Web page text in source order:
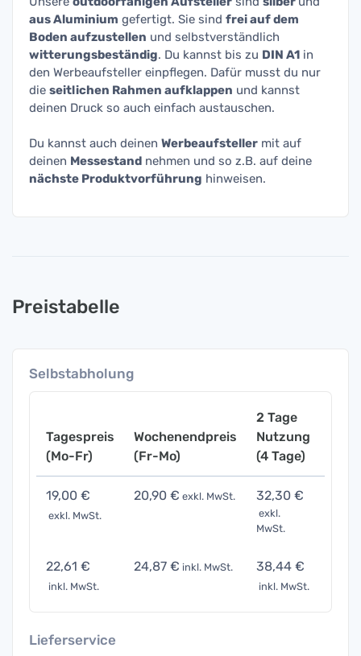
aus Aluminium gefertigt. Sie sind frei auf dem
Boden aufzustellen und selbstverständlich
witterungsbeständig. Du kannst bis zu DIN A1 in
den Werbeaufsteller einpflegen. Dafür musst du nur
die seitlichen Rahmen aufklappen und kannst
deinen Druck so auch einfach austauschen.
Du kannst auch deinen Werbeaufsteller mit auf
deinen Messestand nehmen und so z.B. auf deine
nächste Produktvorführung hinweisen.
Preistabelle
Selbstabholung
Tagespreis
(Mo-Fr)
Wochenendpreis
(Fr-Mo)
2 Tage
Nutzung
(4 Tage)
19,00 €
exkl. MwSt.
20,90 € exkl. MwSt. 32,30 €
exkl.
MwSt.
22,61 €
inkl. MwSt.
24,87 € inkl. MwSt. 38,44 €
inkl. MwSt.
Lieferservice